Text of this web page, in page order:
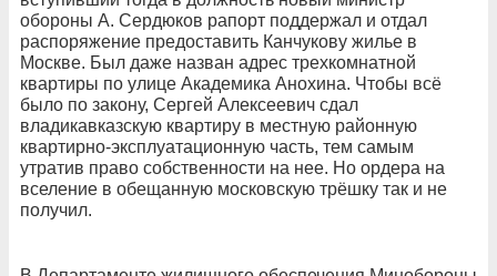
обороны А. Сердюков рапорт поддержал и отдал
распоряжение предоставить Канчукову жилье в
Москве. Был даже назван адрес трехкомнатной
квартиры по улице Академика Анохина. Чтобы всё
было по закону, Сергей Алексеевич сдал
владикавказскую квартиру в местную районную
квартирно-эксплуатационную часть, тем самым
утратив право собственности на нее. Но ордера на
вселение в обещанную московскую трёшку так и не
получил.